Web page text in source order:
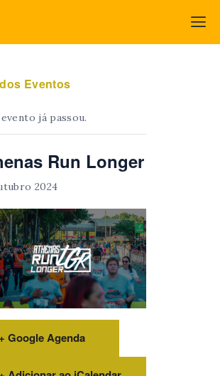
Eventos
já passou.
Run Longer
2024
+ Google Agenda